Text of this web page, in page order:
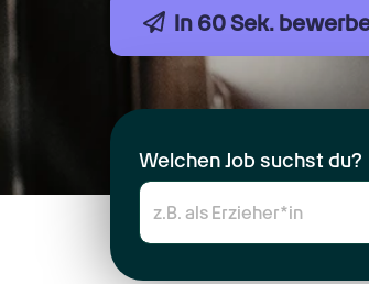
In 60 Sek.
Welchen Job suchst du?